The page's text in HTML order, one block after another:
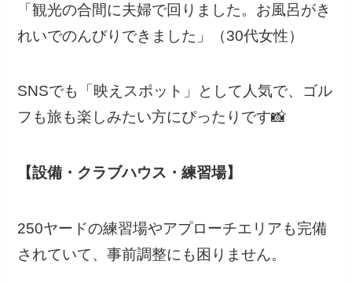
「観光の合間に夫婦で回りました。お風呂がき
れいでのんびりできました」（30代女性）
SNSでも「映えスポット」として人気で、ゴル
フも旅も楽しみたい方にぴったりです📸
【設備・クラブハウス・練習場】
250ヤードの練習場やアプローチエリアも完備
されていて、事前調整にも困りません。